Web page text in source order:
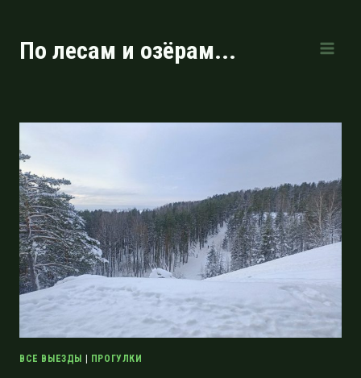
содержимому
По лесам и озёрам...
ВСЕ ВЫЕЗДЫ | ПРОГУЛКИ